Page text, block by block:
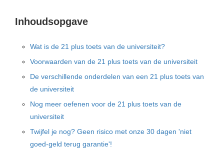
Inhoudsopgave
Wat is de 21 plus toets van de universiteit?
Voorwaarden van de 21 plus toets van de universiteit
De verschillende onderdelen van een 21 plus toets van
de universiteit
Nog meer oefenen voor de 21 plus toets van de
universiteit
Twijfel je nog? Geen risico met onze 30 dagen 'niet
goed-geld terug garantie'!